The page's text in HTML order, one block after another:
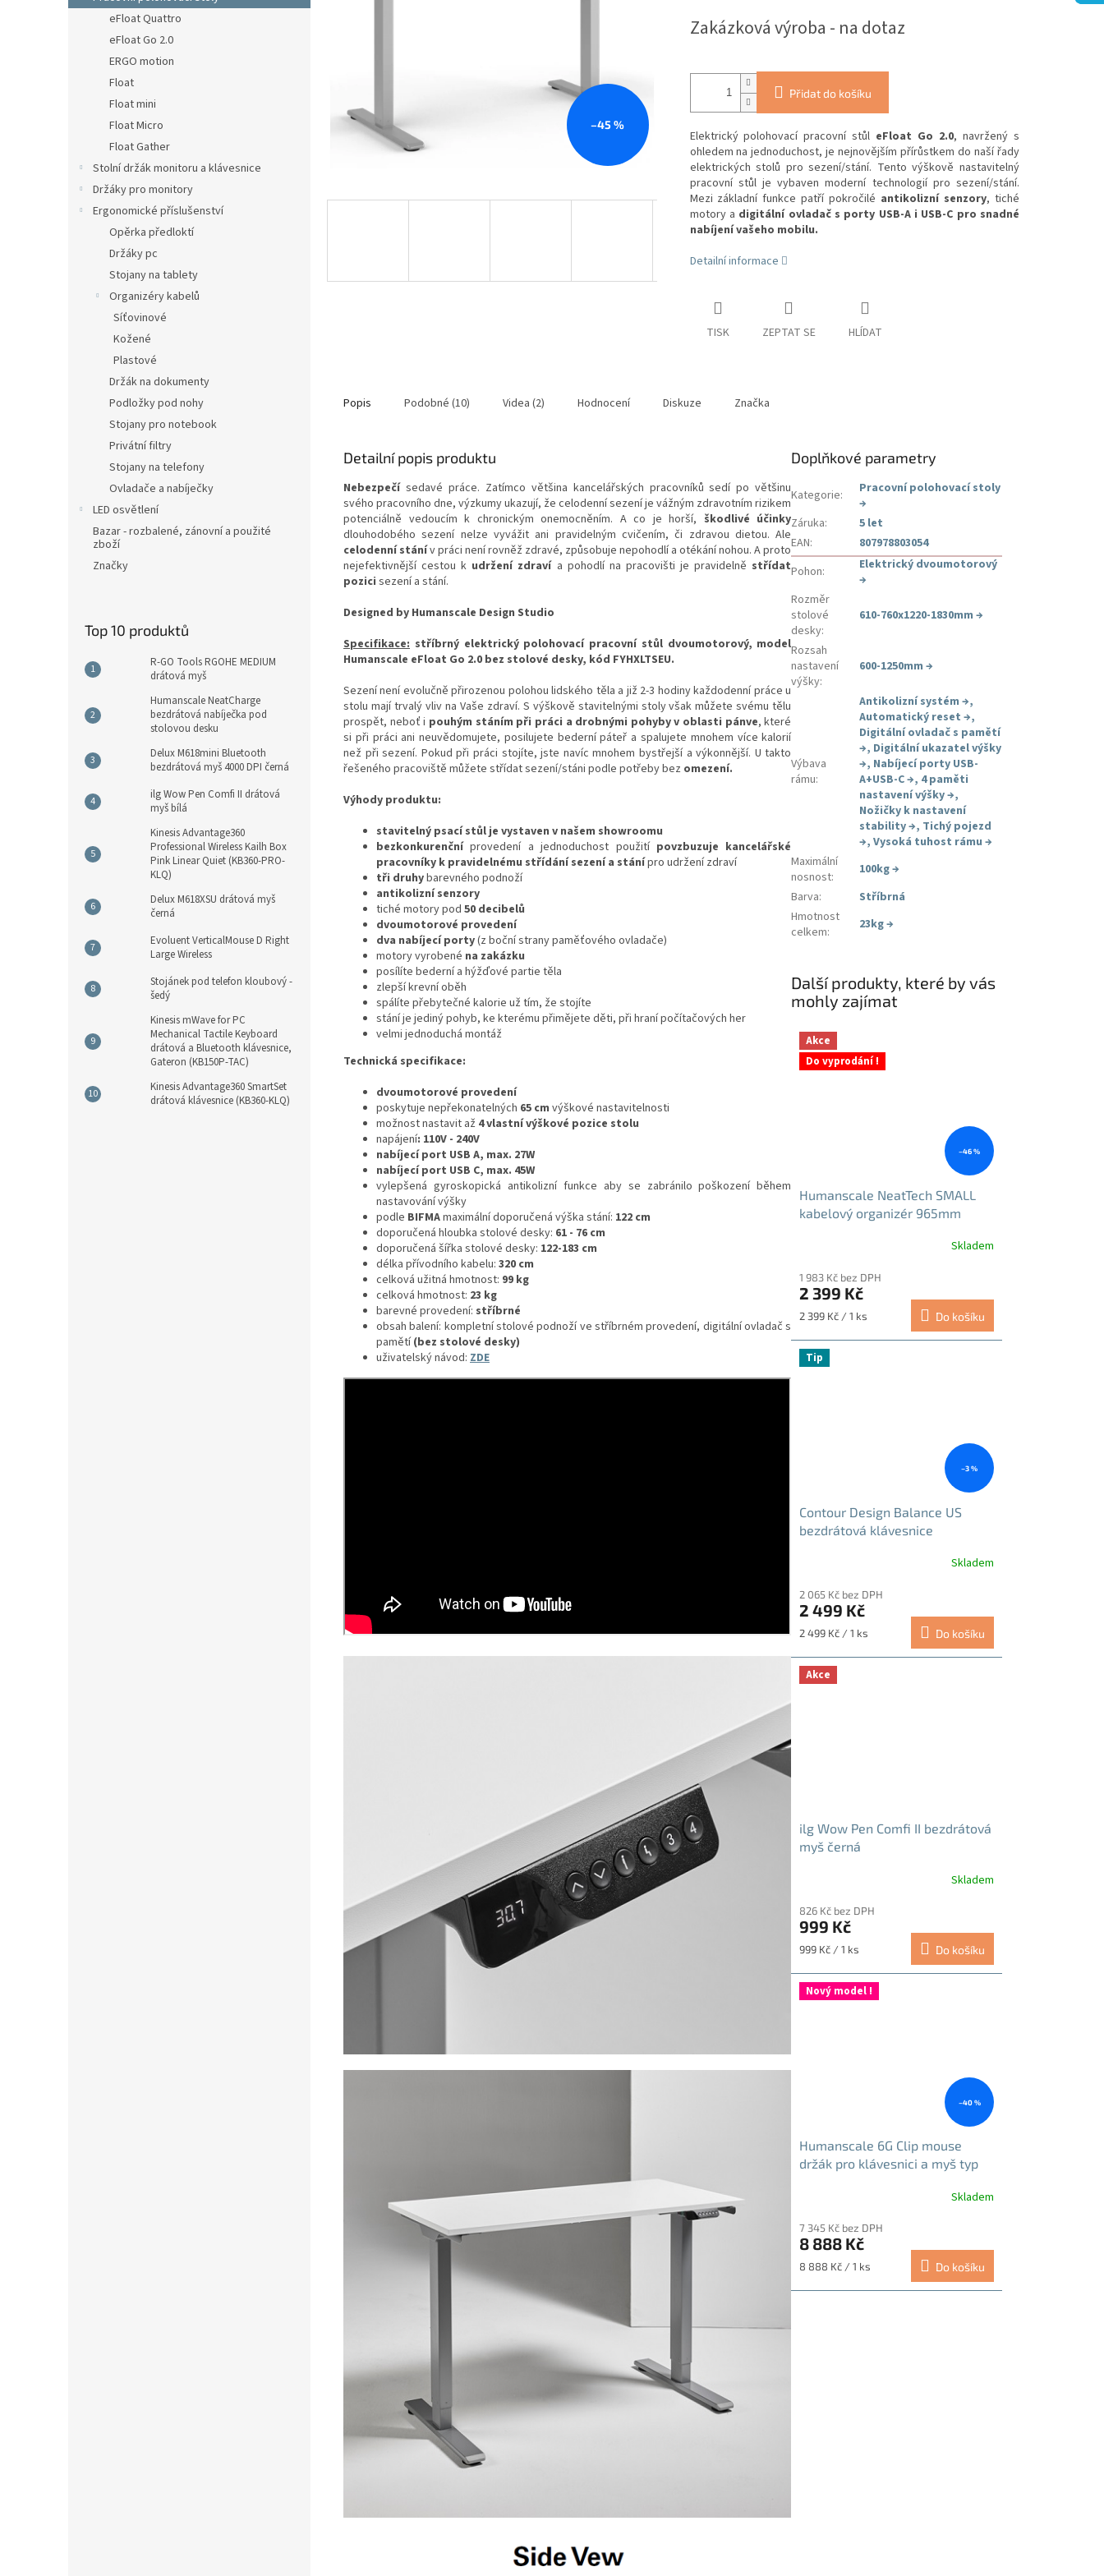
n
eFloat Quattro
eFloat Go 2.0
ERGO motion
Float
Float mini
Float Micro
Float Gather
Stolní držák monitoru a klávesnice
Držáky pro monitory
Ergonomické příslušenství
Opěrka předloktí
Držáky pc
Stojany na tablety
Organizéry kabelů
Síťovinové
Kožené
Plastové
Držák na dokumenty
Podložky pod nohy
Stojany pro notebook
Privátní filtry
Stojany na telefony
Ovladače a nabíječky
LED osvětlení
Bazar - rozbalené, zánovní a použité
zboží
Značky
Top 10 produktů
R-GO Tools RGOHE MEDIUM
drátová myš
Humanscale NeatCharge
bezdrátová nabíječka pod
stolovou desku
Delux M618mini Bluetooth
bezdrátová myš 4000 DPI černá
ilg Wow Pen Comfi II drátová
myš bílá
Kinesis Advantage360
Professional Wireless Kailh Box
Pink Linear Quiet (KB360-PRO-
KLQ)
Delux M618XSU drátová myš
černá
Evoluent VerticalMouse D Right
Large Wireless
Stojánek pod telefon kloubový -
šedý
Kinesis mWave for PC
Mechanical Tactile Keyboard
drátová a Bluetooth klávesnice,
Gateron (KB150P-TAC)
Kinesis Advantage360 SmartSet
drátová klávesnice (KB360-KLQ)
–45 %
Zakázková výroba - na dotaz
Přidat do košíku
Elektrický polohovací pracovní stůl eFloat Go 2.0, navržený s
ohledem na jednoduchost, je nejnovějším přírůstkem do naší řady
elektrických stolů pro sezení/stání. Tento výškově nastavitelný
pracovní stůl je vybaven moderní technologií pro sezení/stání.
Mezi základní funkce patří pokročilé antikolizní senzory, tiché
motory a digitální ovladač s porty USB-A i USB-C pro snadné
nabíjení vašeho mobilu.
Detailní informace
TISK ZEPTAT SE HLÍDAT
Popis Podobné (10) Videa (2) Hodnocení Diskuze Značka
Detailní popis produktu
Nebezpečísedavé práce. Zatímco většina kancelářských pracovníků sedí po většinu
svého pracovního dne, výzkumy ukazují, že celodenní sezení je vážným zdravotním rizikem
potenciálně vedoucím k chronickým onemocněním. A co je horší, škodlivé účinky
dlouhodobého sezení nelze vyvážit ani pravidelným cvičením, či zdravou dietou. Ale
celodenní stánív práci není rovněž zdravé, způsobuje nepohodlí a otékání nohou. A proto
nejefektivnější cestou k udržení zdravía pohodlí na pracovišti je pravidelně střídat
pozici sezení a stání.
Designed by Humanscale Design Studio
Specifikace: stříbrný elektrický polohovací pracovní stůl dvoumotorový, model
Humanscale eFloat Go 2.0 bez stolové desky, kód FYHXLTSEU.
Sezení není evolučně přirozenou polohou lidského těla a již 2-3 hodiny každodenní práce u
stolu mají trvalý vliv na Vaše zdraví. S výškově stavitelnými stoly však můžete svému tělu
prospět, neboť i pouhým stáním při práci a drobnými pohyby v oblasti pánve, které
si při práci ani neuvědomujete, posilujete bederní páteř a spalujete mnohem více kalorií
než při sezení. Pokud při práci stojíte, jste navíc mnohem bystřejší a výkonnější. U takto
řešeného pracoviště můžete střídat sezení/stáni podle potřeby bez omezení.
Výhody produktu:
stavitelný psací stůl je vystaven v našem showroomu
bezkonkurenčníprovedení a jednoduchost použití povzbuzuje kancelářské
pracovníky k pravidelnému střídání sezení a stánípro udržení zdraví
tři druhybarevného podnoží
antikolizní senzory
tiché motory pod 50 decibelů
dvoumotorové provedení
dva nabíjecí porty(z boční strany paměťového ovladače)
motory vyrobené na zakázku
posílíte bederní a hýžďové partie těla
zlepší krevní oběh
spálíte přebytečné kalorie už tím, že stojíte
stání je jediný pohyb, ke kterému přimějete děti, při hraní počítačových her
velmi jednoduchá montáž
Technická specifikace:
dvoumotorové provedení
poskytuje nepřekonatelných 65 cm výškové nastavitelnosti
možnost nastavit až 4 vlastní výškové pozice stolu
napájení: 110V - 240V
nabíjecí port USB A, max. 27W
nabíjecí port USB C, max. 45W
vylepšená gyroskopická antikolizní funkce aby se zabránilo poškození během
nastavování výšky
podle BIFMAmaximální doporučená výška stání: 122 cm
doporučená hloubka stolové desky: 61 - 76 cm
doporučená šířka stolové desky: 122-183 cm
délka přívodního kabelu: 320 cm
celková užitná hmotnost: 99 kg
celková hmotnost: 23 kg
barevné provedení: stříbrné
obsah balení: kompletní stolové podnoží ve stříbrném provedení, digitální ovladač s
pamětí(bez stolové desky)
uživatelský návod: ZDE
Doplňkové parametry
Kategorie:
Pracovní polohovací stoly
→
Záruka:
5 let
EAN:
807978803054
Pohon:
Elektrický dvoumotorový
→
Rozměr
stolové
desky:
610-760x1220-1830mm →
Rozsah
nastavení
výšky:
600-1250mm →
Výbava
rámu:
Antikolizní systém →,
Automatický reset →,
Digitální ovladač s pamětí
→, Digitální ukazatel výšky
→, Nabíjecí porty USB-
A+USB-C→, 4 paměti
nastavení výšky→,
Nožičky k nastavení
stability→, Tichý pojezd
→,Vysoká tuhost rámu →
Maximální
nosnost: 100kg→
Barva:
Stříbrná
Hmotnost
celkem: 23kg→
Další produkty, které by vás
mohly zajímat
Akce
Do vyprodání !
–46 %
Humanscale NeatTech SMALL
kabelový organizér 965mm
produktu
je
5,0
5
hvězdiček.
Skladem
1 983 Kč bez DPH
2 399 Kč
Měrná
2 399 Kč / 1 ks Do košíku
Tip
–3 %
Contour Design Balance US
bezdrátová klávesnice
Skladem
2 065 Kč bez DPH
2 499 Kč
Měrná
2 499 Kč / 1 ks Do košíku
Akce
ilg Wow Pen Comfi II bezdrátová
myš černá
produktu
je
5,0
5
hvězdiček.
Skladem
826 Kč bez DPH
999 Kč
Měrná
999 Kč / 1 ks Do košíku
Nový model !
–40 %
Humanscale 6G Clip mouse
držák pro klávesnici a myš typ
produktu
je
5,0
5
Skladem
7 345 Kč bez DPH
8 888 Kč
Měrná
8 888 Kč / 1 ks Do košíku